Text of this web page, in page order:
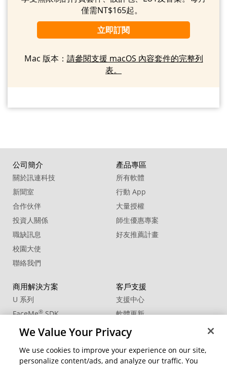
僅需NT$165起。
立即訂閱
Mac 版本： 請參閱支援 macOS 內容套件的完整列
表。
公司簡介
關於訊連科技
新聞室
合作伙伴
投資人關係
職缺訊息
校園大使
聯絡我們
產品專區
所有軟體
行動 App
大量授權
師生優惠專案
好友推薦計畫
商用解決方案
U 系列
FaceMe®SDK
客戶支援
支援中心
軟體更新
教學中心
CCP國際專業認證
We Value Your Privacy
We use cookies to improve your experience on our site,
personalize content/ads, and analyze our traffic. You